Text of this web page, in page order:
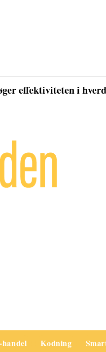
effektiviteten i
handel Kodning